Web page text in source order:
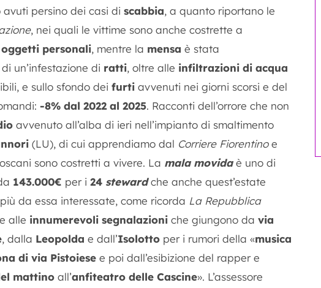
avuti persino dei casi di scabbia, a quanto riportano le
, nei quali le vittime sono anche costrette a
personali, mentre la mensa è stata
un’infestazione di ratti, oltre alle infiltrazioni di acqua
e sullo sfondo dei furti avvenuti nei giorni scorsi e del
-8% dal 2022 al 2025. Racconti dell’orrore che non
avvenuto all’alba di ieri nell’impianto di smaltimento
(LU), di cui apprendiamo dal Corriere Fiorentinoe
sono costretti a vivere. La mala movidaè uno di
143.000€ per i 24 stewardche anche quest’estate
da essa interessate, come ricorda La Repubblica
alle innumerevoli segnalazioni che giungono da via
, dalla Leopolda e dall’Isolotto per i rumori della «musica
di via Pistoiese e poi dall’esibizione del rapper e
mattino all’anfiteatro delle Cascine». L’assessore